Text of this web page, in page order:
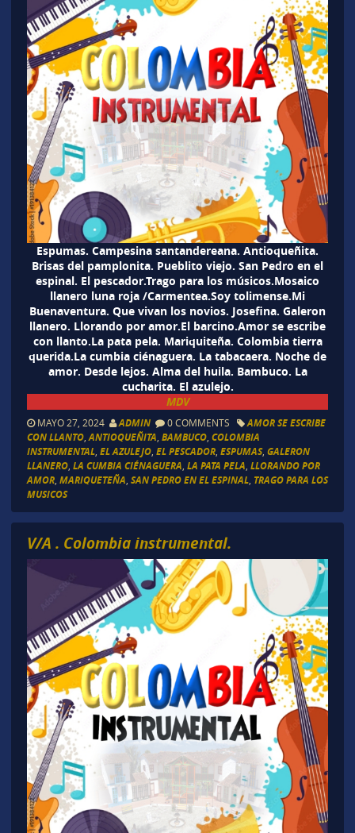
Espumas. Campesina santandereana. Antioqueñita.
Brisas del pamplonita. Pueblito viejo. San Pedro en el
espinal. El pescador.Trago para los músicos.Mosaico
llanero luna roja /Carmentea.Soy tolimense.Mi
Buenaventura. Que vivan los novios. Josefina. Galeron
llanero. Llorando por amor.El barcino.Amor se escribe
con llanto.La pata pela. Mariquiteña. Colombia tierra
querida.La cumbia ciénaguera. La tabacaera. Noche de
amor. Desde lejos. Alma del huila. Bambuco. La
cucharita. El azulejo.
MDV
MAYO 27, 2024 ADMIN 0 COMMENTS
AMOR SE ESCRIBE
CON LLANTO,ANTIOQUEÑITA, BAMBUCO, COLOMBIA
INSTRUMENTAL, EL AZULEJO, EL PESCADOR, ESPUMAS, GALERON
LLANERO, LA CUMBIA CIÉNAGUERA, LA PATA PELA, LLORANDO POR
AMOR, MARIQUETEÑA, SAN PEDRO EN EL ESPINAL, TRAGO PARA LOS
MUSICOS
V/A . Colombia instrumental.